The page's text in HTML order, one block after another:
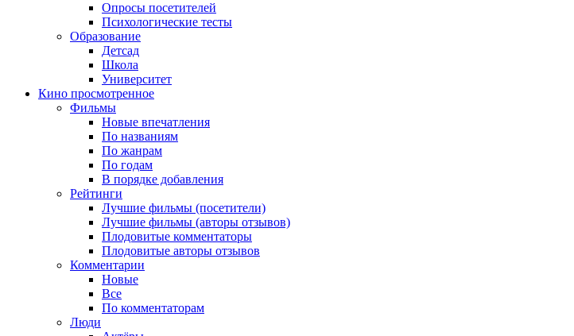
Опросы посетителей
Психологические тесты
Образование
Детсад
Школа
Университет
Кино просмотренное
Фильмы
Новые впечатления
По названиям
По жанрам
По годам
В порядке добавления
Рейтинги
Лучшие фильмы (посетители)
Лучшие фильмы (авторы отзывов)
Плодовитые комментаторы
Плодовитые авторы отзывов
Комментарии
Новые
Все
По комментаторам
Люди